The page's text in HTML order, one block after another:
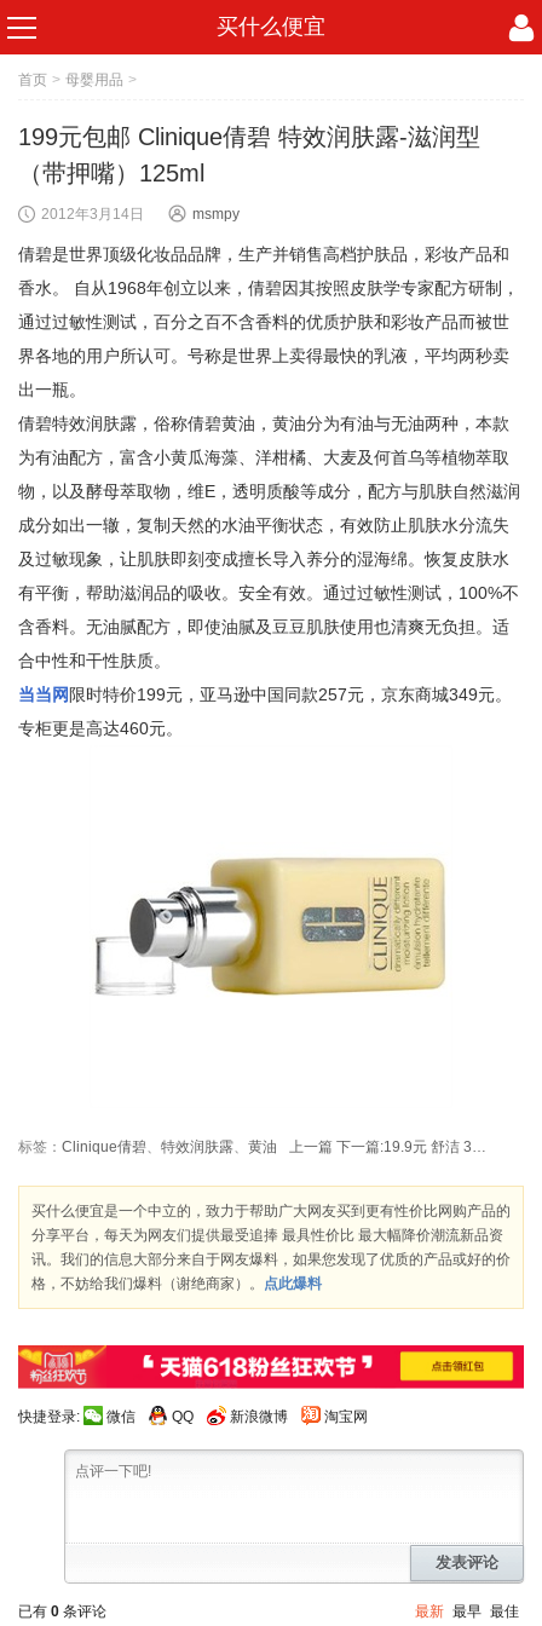
买什么便宜
首页 > 母婴用品 >
199元包邮 Clinique倩碧 特效润肤露-滋润型
（带押嘴）125ml
2012年3月14日 msmpy
倩碧是世界顶级化妆品品牌，生产并销售高档护肤品，彩妆产品和
香水。 自从1968年创立以来，倩碧因其按照皮肤学专家配方研制，
通过过敏性测试，百分之百不含香料的优质护肤和彩妆产品而被世
界各地的用户所认可。号称是世界上卖得最快的乳液，平均两秒卖
出一瓶。
倩碧特效润肤露，俗称倩碧黄油，黄油分为有油与无油两种，本款
为有油配方，富含小黄瓜海藻、洋柑橘、大麦及何首乌等植物萃取
物，以及酵母萃取物，维E，透明质酸等成分，配方与肌肤自然滋润
成分如出一辙，复制天然的水油平衡状态，有效防止肌肤水分流失
及过敏现象，让肌肤即刻变成擅长导入养分的湿海绵。恢复皮肤水
有平衡，帮助滋润品的吸收。安全有效。通过过敏性测试，100%不
含香料。无油腻配方，即使油腻及豆豆肌肤使用也清爽无负担。适
合中性和干性肤质。
当当网 限时特价199元，亚马逊中国同款257元，京东商城349元。
专柜更是高达460元。
标签： Clinique倩碧、 特效润肤露、 黄油 上一篇 下一篇: 19.9元 舒洁 3层卷筒纸*10卷
买什么便宜是一个中立的，致力于帮助广大网友买到更有性价比网购产品的
分享平台，每天为网友们提供最受追捧 最具性价比 最大幅降价潮流新品资
讯。我们的信息大部分来自于网友爆料，如果您发现了优质的产品或好的价
格，不妨给我们爆料（谢绝商家）。 点此爆料
快捷登录: 微信 QQ 新浪微博 淘宝网
发表评论
已有 0 条评论 最新 最早 最佳